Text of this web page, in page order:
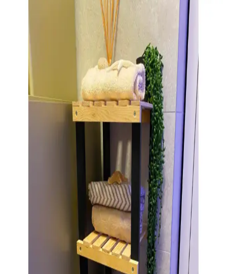
Misda Store 3 Katlı Üçgen Krom Metal Banyo
Köşelikleri Modern ve Dayanıklı Tasarım
Misda Store'un 3 katlı üçgen krom metal banyo köşelikleri, şık ve
dayanıklı tasarımıyla banyo alanlarınızı düzenli ve modern hale
Sas 5'li Plastik Banyo Seti: Estetik ve
Fonksiyonelliği Bir Arada Sunan Modern Çözüm
Sas 5'li plastik banyo seti, modern siyah tasarımıyla banyoda düzen
sağlar. Beş parça içerir, hafif ve dayanıklı plastik malzemeden
üretilmiştir, kullanışlı ve estetik bir çözüm sunar.
IKEA Banyo Tepsileri ile Hem Şık Hem Düzenli
Banyo Dekorasyonu Nasıl Yapılır
IKEA banyo tepsileri, fonksiyonellik ve estetiği bir arada sunarak
küçük veya karmaşık banyolarda düzen ve şıklık sağlar. Farklı
modeller ve renk seçenekleriyle banyonuzda fark yaratın.
Klozet Arkası Banyo Dolabı ile Banyonuzu Modern
ve Fonksiyonel Hale Getirin
Klozet arkası banyo dolapları, alanı optimize eder, şık görünüm
sağlar ve düzeni korur. Modern tasarım seçenekleriyle banyonuza
fonksiyonellik ve estetik katın.